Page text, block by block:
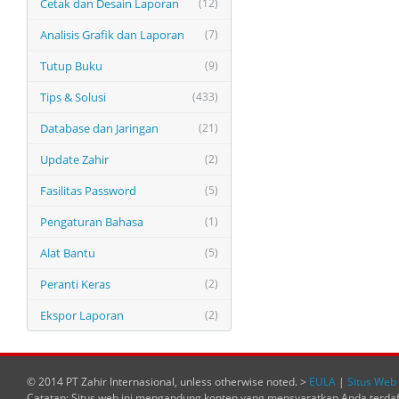
(12)
Cetak dan Desain Laporan
(7)
Analisis Grafik dan Laporan
(9)
Tutup Buku
(433)
Tips & Solusi
(21)
Database dan Jaringan
(2)
Update Zahir
(5)
Fasilitas Password
(1)
Pengaturan Bahasa
(5)
Alat Bantu
(2)
Peranti Keras
(2)
Ekspor Laporan
© 2014 PT Zahir Internasional, unless otherwise noted. > EULA | Situs